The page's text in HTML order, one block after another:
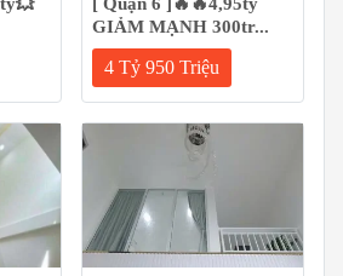
[ Quận 6 ]🔥🔥4,95tỷ
GIẢM MẠNH 300tr...
4 Tỷ 950 Triệu